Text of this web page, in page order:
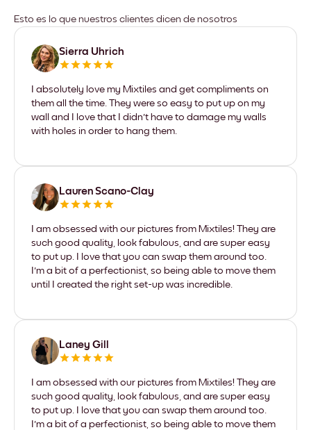
Esto es lo que nuestros clientes dicen de nosotros
Sierra Uhrich
I absolutely love my Mixtiles and get compliments on
them all the time. They were so easy to put up on my
wall and I love that I didn't have to damage my walls
with holes in order to hang them.
Lauren Scano-Clay
I am obsessed with our pictures from Mixtiles! They are
such good quality, look fabulous, and are super easy
to put up. I love that you can swap them around too.
I'm a bit of a perfectionist, so being able to move them
until I created the right set-up was incredible.
Laney Gill
I am obsessed with our pictures from Mixtiles! They are
such good quality, look fabulous, and are super easy
to put up. I love that you can swap them around too.
I'm a bit of a perfectionist, so being able to move them